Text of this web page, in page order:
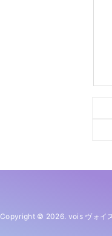
Copyright © 2026. vois ヴォイ